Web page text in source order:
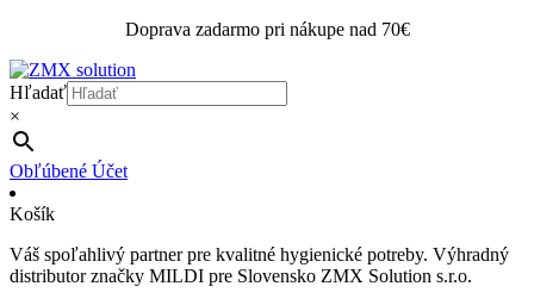
Doprava zadarmo pri nákupe nad 70€
Hľadať
×
Obľúbené Účet
Košík
Váš spoľahlivý partner pre kvalitné hygienické potreby. Výhradný
distributor značky MILDI pre Slovensko ZMX Solution s.r.o.